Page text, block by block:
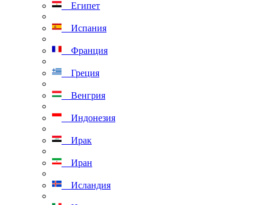
Египет
Испания
Франция
Греция
Венгрия
Индонезия
Ирак
Иран
Исландия